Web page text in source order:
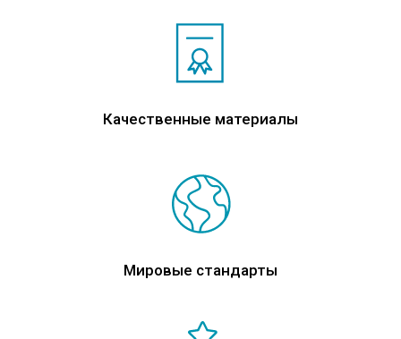
Качественные материалы
Мировые стандарты